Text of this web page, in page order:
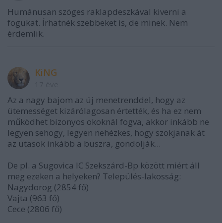
Humánusan szöges raklapdeszkával kiverni a
fogukat. Írhatnék szebbeket is, de minek. Nem
érdemlik.
KiNG
Az a nagy bajom az új menetrenddel, hogy az
ütemességet kizárólagosan értették, és ha ez nem
működhet bizonyos okoknál fogva, akkor inkább ne
legyen sehogy, legyen nehézkes, hogy szokjanak át
az utasok inkább a buszra, gondolják...
De pl. a Sugovica IC Szekszárd-Bp között miért áll
meg ezeken a helyeken? Település-lakosság:
Nagydorog (2854 fő)
Vajta (963 fő)
Cece (2806 fő)